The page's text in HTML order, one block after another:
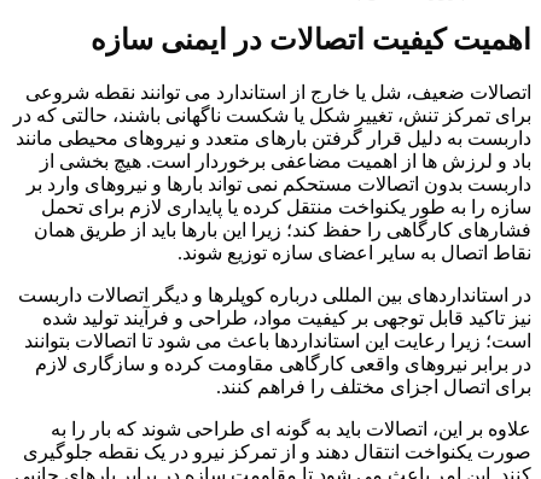
اهمیت کیفیت اتصالات در ایمنی سازه
اتصالات ضعیف، شل یا خارج از استاندارد می توانند نقطه شروعی
برای تمرکز تنش، تغییر شکل یا شکست ناگهانی باشند، حالتی که در
داربست به دلیل قرار گرفتن بارهای متعدد و نیروهای محیطی مانند
باد و لرزش ها از اهمیت مضاعفی برخوردار است. هیچ بخشی از
داربست بدون اتصالات مستحکم نمی تواند بارها و نیروهای وارد بر
سازه را به طور یکنواخت منتقل کرده یا پایداری لازم برای تحمل
فشارهای کارگاهی را حفظ کند؛ زیرا این بارها باید از طریق همان
نقاط اتصال به سایر اعضای سازه توزیع شوند.
در استانداردهای بین المللی درباره کوپلرها و دیگر اتصالات داربست
نیز تاکید قابل توجهی بر کیفیت مواد، طراحی و فرآیند تولید شده
است؛ زیرا رعایت این استانداردها باعث می شود تا اتصالات بتوانند
در برابر نیروهای واقعی کارگاهی مقاومت کرده و سازگاری لازم
برای اتصال اجزای مختلف را فراهم کنند.
علاوه بر این، اتصالات باید به گونه ای طراحی شوند که بار را به
صورت یکنواخت انتقال دهند و از تمرکز نیرو در یک نقطه جلوگیری